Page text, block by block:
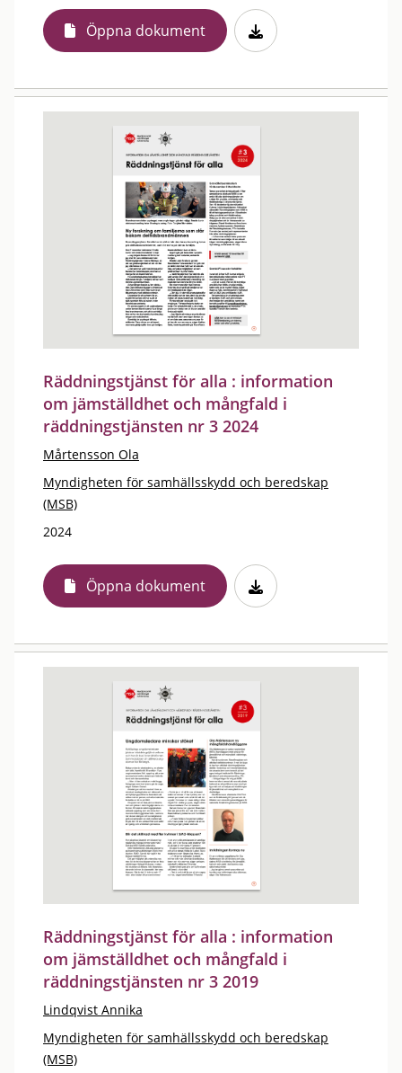
Öppna dokument
Räddningstjänst för alla : information
om jämställdhet och mångfald i
räddningstjänsten nr 3 2024
Mårtensson Ola
Myndigheten för samhällsskydd och beredskap
(MSB)
2024
Öppna dokument
Räddningstjänst för alla : information
om jämställdhet och mångfald i
räddningstjänsten nr 3 2019
Lindqvist Annika
Myndigheten för samhällsskydd och beredskap
(MSB)